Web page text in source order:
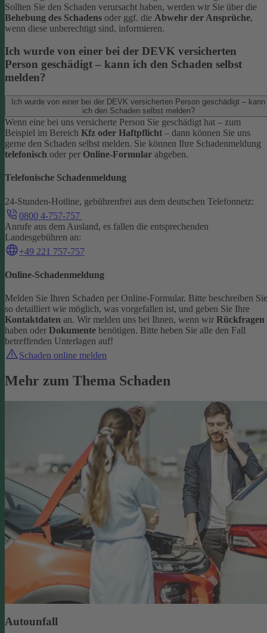
Sollten Sie den Schaden verursacht haben, werden wir Sie über die
Behebung des Schadens oder ggf. die Abwehr der Ansprüche,
wenn diese unberechtigt sind, informieren.
Ich wurde von einer bei der DEVK versicherten
Person geschädigt – kann ich den Schaden selbst
melden?
Ich wurde von einer bei der DEVK versicherten Person geschädigt – kann
ich den Schaden selbst melden?
Wenn eine bei uns versicherte Person Sie geschädigt hat – zum
Beispiel im Bereich Kfz oder Haftpflicht – dann können Sie uns
gerne den Schaden selbst melden. Sie können Ihre Schadenmeldung
telefonisch oder per Online-Formular abgeben.
Telefonische Schadenmeldung
24-Stunden-Hotline, gebührenfrei aus dem deutschen Telefonnetz:
0800 4-757-757
Anrufe aus dem Ausland, es fallen die entsprechenden
Landesgebühren an:
+49 221 757-757
Online-Schadenmeldung
Melden Sie Ihren Schaden per Online-Formular. Bitte beschreiben Sie
so detailliert wie möglich, was vorgefallen ist, und geben Sie Ihre
Kontaktdaten an. Wir melden uns bei Ihnen, wenn wir Rückfragen
haben oder Dokumente benötigen. Bitte heben Sie alle den Fall
betreffenden Unterlagen auf!
Schaden online melden
Mehr zum Thema Schaden
Autounfall